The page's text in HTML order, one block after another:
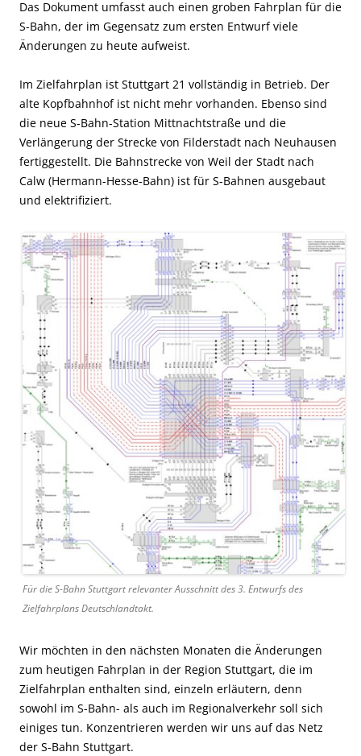
Das Dokument umfasst auch einen groben Fahrplan für die
S-Bahn, der im Gegensatz zum ersten Entwurf viele
Änderungen zu heute aufweist.
Im Zielfahrplan ist Stuttgart 21 vollständig in Betrieb. Der
alte Kopfbahnhof ist nicht mehr vorhanden. Ebenso sind
die neue S-Bahn-Station Mittnachtstraße und die
Verlängerung der Strecke von Filderstadt nach Neuhausen
fertiggestellt. Die Bahnstrecke von Weil der Stadt nach
Calw (Hermann-Hesse-Bahn) ist für S-Bahnen ausgebaut
und elektrifiziert.
Für die S-Bahn Stuttgart relevanter Ausschnitt des 3. Entwurfs des
Zielfahrplans Deutschlandtakt.
Wir möchten in den nächsten Monaten die Änderungen
zum heutigen Fahrplan in der Region Stuttgart, die im
Zielfahrplan enthalten sind, einzeln erläutern, denn
sowohl im S-Bahn- als auch im Regionalverkehr soll sich
einiges tun. Konzentrieren werden wir uns auf das Netz
der S-Bahn Stuttgart.